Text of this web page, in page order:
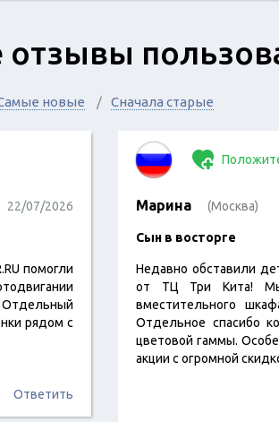
отзывы
новые Сначала старые
22/07/2026
помогли
Отдельный
рядом с
Ответить
Марина (Москва)
Сын в восторге
Недавно обставили
от ТЦ Три Кита!
вместительного
Отдельное спасибо
цветовой гаммы.
акции с огромной